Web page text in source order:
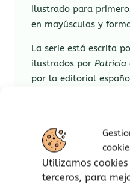
Utilizamos
terceros, para
ilustrado para
en mayúsculas y
La serie está escrita
ilustrados porPatricia
por la editorial
editorial.
Frida es la
brujas que se